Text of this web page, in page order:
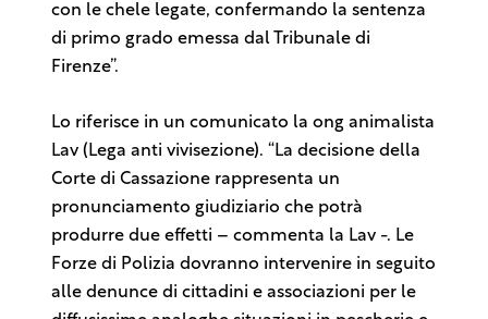
con le chele legate, confermando la sentenza
di primo grado emessa dal Tribunale di
Firenze”.
Lo riferisce in un comunicato la ong animalista
Lav (Lega anti vivisezione). “La decisione della
Corte di Cassazione rappresenta un
pronunciamento giudiziario che potrà
produrre due effetti – commenta la Lav -. Le
Forze di Polizia dovranno intervenire in seguito
alle denunce di cittadini e associazioni per le